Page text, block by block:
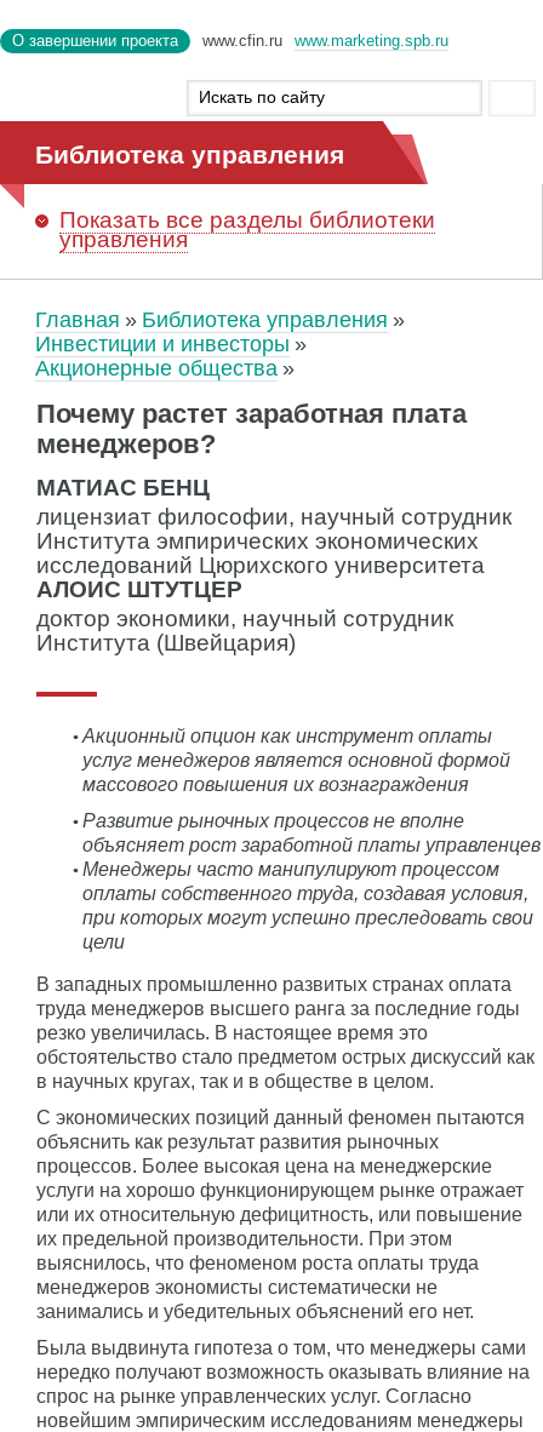
О завершении проекта www.cfin.ru www.marketing.spb.ru
Библиотека управления
Показать все разделы библиотеки
управления
Главная
Библиотека управления
Инвестиции и инвесторы
Акционерные общества
Почему растет заработная плата
менеджеров?
МАТИАС БЕНЦ
лицензиат философии, научный сотрудник
Института эмпирических экономических
исследований Цюрихского университета
АЛОИС ШТУТЦЕР
доктор экономики, научный сотрудник
Института (Швейцария)
Акционный опцион как инструмент оплаты
услуг менеджеров является основной формой
массового повышения их вознаграждения
Развитие рыночных процессов не вполне
объясняет рост заработной платы управленцев
Менеджеры часто манипулируют процессом
оплаты собственного труда, создавая условия,
при которых могут успешно преследовать свои
цели
В западных промышленно развитых странах оплата
труда менеджеров высшего ранга за последние годы
резко увеличилась. В настоящее время это
обстоятельство стало предметом острых дискуссий как
в научных кругах, так и в обществе в целом.
С экономических позиций данный феномен пытаются
объяснить как результат развития рыночных
процессов. Более высокая цена на менеджерские
услуги на хорошо функционирующем рынке отражает
или их относительную дефицитность, или повышение
их предельной производительности. При этом
выяснилось, что феноменом роста оплаты труда
менеджеров экономисты систематически не
занимались и убедительных объяснений его нет.
Была выдвинута гипотеза о том, что менеджеры сами
нередко получают возможность оказывать влияние на
спрос на рынке управленческих услуг. Согласно
новейшим эмпирическим исследованиям менеджеры